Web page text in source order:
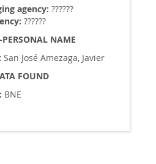
agency: ??????
??????
NAME
San José Amezaga, Javier
FOUND
BNE